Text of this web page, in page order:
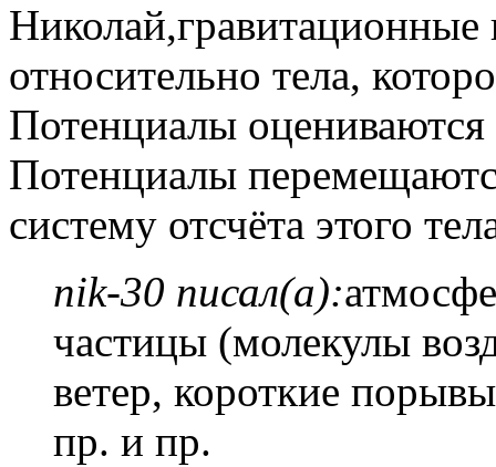
Николай,гравитационные
относительно тела,
Потенциалы оцениваются
Потенциалы
систему отсчёта этого
nik-30 писал(а):
частицы (молекулы
ветер, короткие
пр. и пр.